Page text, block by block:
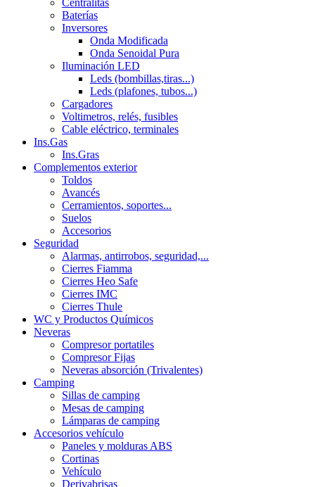
Baterías
Inversores
Onda Modificada
Onda Senoidal Pura
Iluminación LED
Leds (bombillas,tiras...)
Leds (plafones, tubos...)
Cargadores
Voltimetros, relés, fusibles
Cable eléctrico, terminales
Ins.Gas
Ins.Gras
Complementos exterior
Toldos
Avancés
Cerramientos, soportes...
Suelos
Accesorios
Seguridad
Alarmas, antirrobos, seguridad,...
Cierres Fiamma
Cierres Heo Safe
Cierres IMC
Cierres Thule
WC y Productos Químicos
Neveras
Compresor portatiles
Compresor Fijas
Neveras absorción (Trivalentes)
Camping
Sillas de camping
Mesas de camping
Lámparas de camping
Accesorios vehículo
Paneles y molduras ABS
Cortinas
Vehículo
Derivabrisas